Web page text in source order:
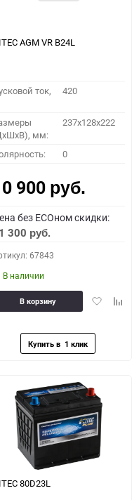
AGM VR B24L
ток,
420
мм:
237x128x222
0
900 руб.
без ECOном скидки:
300 руб.
67843
В наличии
Добавить
В корзину
80D23L